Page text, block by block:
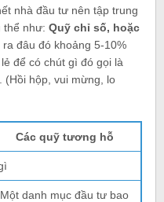
nhà đầu tư nên tập trung
thể như:Quỹ chỉ số, hoặc
ra đâu đó khoảng 5-10%
để có chút gì đó gọi là
(Hồi hộp, vui mừng, lo
Các quỹ tương hỗ
Một danh mục đầu tư bao